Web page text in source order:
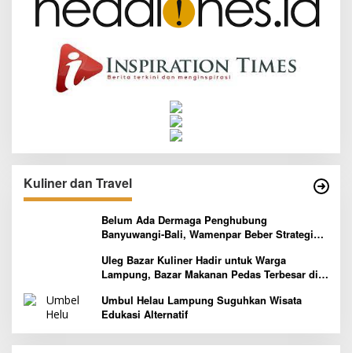
Kuliner dan Travel
Belum Ada Dermaga Penghubung
Banyuwangi-Bali, Wamenpar Beber Strategi
Uleg Bazar Kuliner Hadir untuk Warga
Lampung, Bazar Makanan Pedas Terbesar di
Umbul Helau Lampung Suguhkan Wisata
Edukasi Alternatif